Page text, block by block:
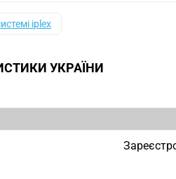
iplex
УКРАЇНИ